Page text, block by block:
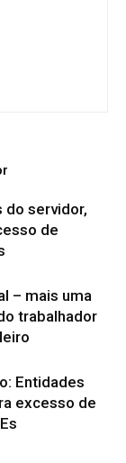
do servidor,
de
– mais uma
trabalhador
Entidades
excesso de